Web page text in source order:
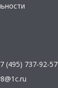
(495) 737-92-57